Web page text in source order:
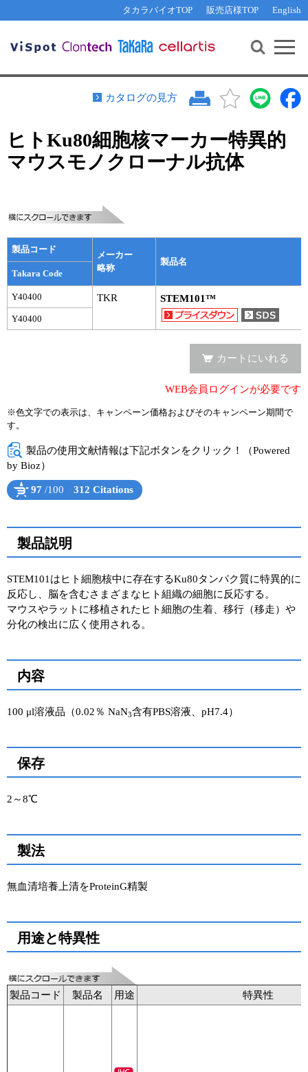
タカラバイオTOP 販売店様TOP English
機能解析・サイレンシング
PCR・等温増幅
リアルタイムPCR（qPCR）
テクニカルサポートライン
その他 ライセンスに関するご相談
遺伝子組換え生物該当製品
研究支援ツール
Cut-Site Navigator 制限酵素切断サイトの検索
In-Fusion Cloning プライマー設計
抗体検索サイト
リアルタイムPCR （インターカレーター法）
リアルタイムPCR（プローブ法）
プライマー・プローブ検索・注文
機器ソフトウェア・ベクター配列ダウンロード
実験ガイド
幹細胞・再生医療研究ガイド
クローニング実験ガイド
細胞選択ガイド
RNAi実験ガイド
アプリケーションノート
プロトコール集
動画ライブラリー
お問い合わせ WEB会員登録
カタログの見方
ヒトKu80細胞核マーカー特異的
マウスモノクローナル抗体
製品コード
メーカー
略称
製品名
Takara Code
Y40400 TKR STEM101™
Y40400
※色文字での表示は、キャンペーン価格およびそのキャンペーン期間で
す。
カートにいれる
WEB会員ログインが必要です
製品の使用文献情報は下記ボタンをクリック！（Powered
by Bioz）
97 /100 312 Citations
製品説明
STEM101はヒト細胞核中に存在するKu80タンパク質に特異的に
反応し、脳を含むさまざまなヒト組織の細胞に反応する。
マウスやラットに移植されたヒト細胞の生着、移行（移走）や
分化の検出に広く使用される。
内容
100 μl溶液品（0.02％ NaN3含有PBS溶液、pH7.4）
保存
2～8℃
製法
無血清培養上清をProteinG精製
用途と特異性
製品コード 製品名 用途 特異性